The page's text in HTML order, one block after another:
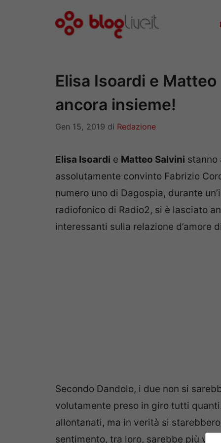
Elisa Isoardi e
ancora insieme!
Gen 15, 2019 di Redazione
Elisa Isoardi e Matteo Salvini stanno
assolutamente convinto Fabrizio
numero uno di Dagospia, durante
radiofonico di Radio2, si è lasciato
interessanti sulla relazione d’amore
Secondo Dandolo, i due non si
volutamente preso in giro tutti
allontanati, ma in verità si
sentimento, tra loro, sarebbe più